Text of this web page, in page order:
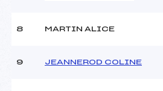
8 MARTIN ALICE
9 JEANNEROD COLINE